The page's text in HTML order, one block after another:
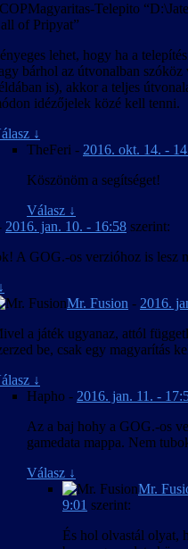
Telepito
of Pripyat”
lehet, hogy ha a
bárhol az útvonalban szóköz
is), akkor a teljes
idézőjelek közé kell tenni.
↓
TheFeri - 2016. okt. 14. -
Köszönöm a segítséget!
Válasz ↓
2016. jan. 10. - 16:58 szerint:
A GOG.-os verzióhoz is lesz
↓
Mr. Fusion - 2016.
a játék ugyanaz, attól
be, csak egy magyarítás
↓
Hapho - 2016. jan. 11. -
Az a baj hohy a GOG.-os
gamedata mappa. Nem
Válasz ↓
Mr.
9:01 szerint:
És hol olvastál olyat,